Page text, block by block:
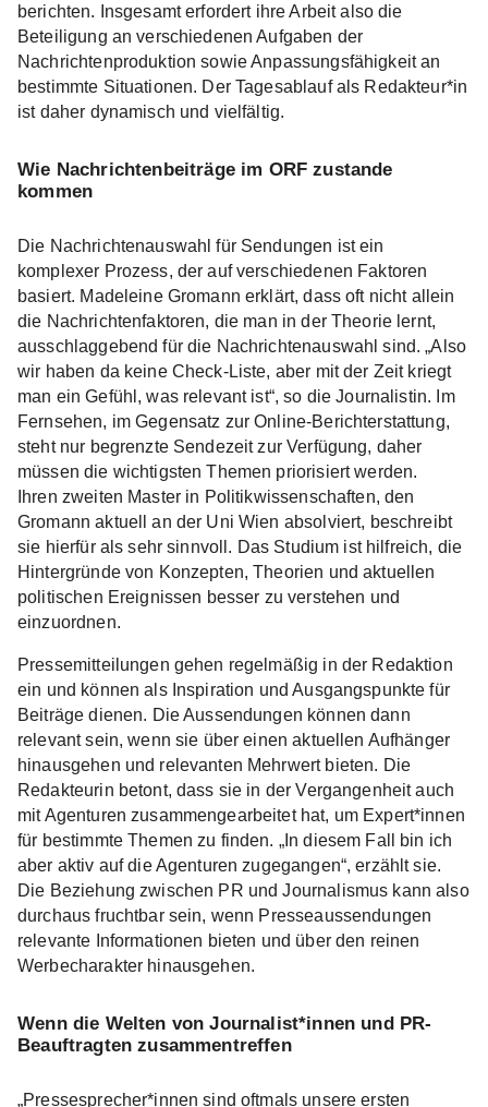
berichten. Insgesamt erfordert ihre Arbeit also die
Beteiligung an verschiedenen Aufgaben der
Nachrichtenproduktion sowie Anpassungsfähigkeit an
bestimmte Situationen. Der Tagesablauf als Redakteur*in
ist daher dynamisch und vielfältig.
Wie Nachrichtenbeiträge im ORF zustande
kommen
Die Nachrichtenauswahl für Sendungen ist ein
komplexer Prozess, der auf verschiedenen Faktoren
basiert. Madeleine Gromann erklärt, dass oft nicht allein
die Nachrichtenfaktoren, die man in der Theorie lernt,
ausschlaggebend für die Nachrichtenauswahl sind. „Also
wir haben da keine Check-Liste, aber mit der Zeit kriegt
man ein Gefühl, was relevant ist“, so die Journalistin. Im
Fernsehen, im Gegensatz zur Online-Berichterstattung,
steht nur begrenzte Sendezeit zur Verfügung, daher
müssen die wichtigsten Themen priorisiert werden.
Ihren zweiten Master in Politikwissenschaften, den
Gromann aktuell an der Uni Wien absolviert, beschreibt
sie hierfür als sehr sinnvoll. Das Studium ist hilfreich, die
Hintergründe von Konzepten, Theorien und aktuellen
politischen Ereignissen besser zu verstehen und
einzuordnen.
Pressemitteilungen gehen regelmäßig in der Redaktion
ein und können als Inspiration und Ausgangspunkte für
Beiträge dienen. Die Aussendungen können dann
relevant sein, wenn sie über einen aktuellen Aufhänger
hinausgehen und relevanten Mehrwert bieten. Die
Redakteurin betont, dass sie in der Vergangenheit auch
mit Agenturen zusammengearbeitet hat, um Expert*innen
für bestimmte Themen zu finden. „In diesem Fall bin ich
aber aktiv auf die Agenturen zugegangen“, erzählt sie.
Die Beziehung zwischen PR und Journalismus kann also
durchaus fruchtbar sein, wenn Presseaussendungen
relevante Informationen bieten und über den reinen
Werbecharakter hinausgehen.
Wenn die Welten von Journalist*innen und PR-
Beauftragten zusammentreffen
„Pressesprecher*innen sind oftmals unsere ersten